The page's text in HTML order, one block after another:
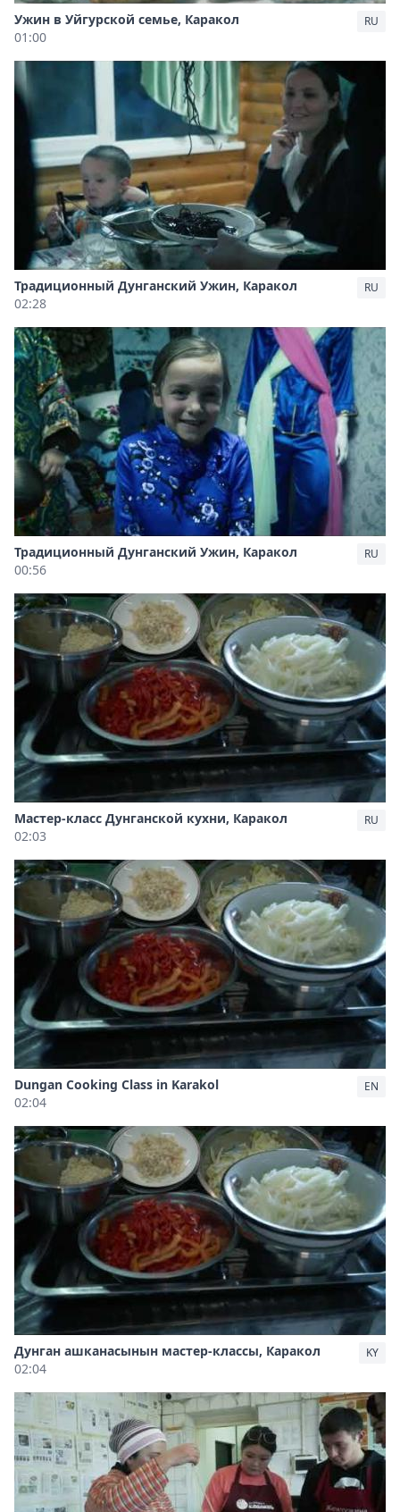
Ужин в Уйгурской семье, Каракол
01:00
RU
Традиционный Дунганский Ужин, Каракол
02:28
RU
Традиционный Дунганский Ужин, Каракол
00:56
RU
Мастер-класс Дунганской кухни, Каракол
02:03
RU
Dungan Cooking Class in Karakol
02:04
EN
Дунган ашканасынын мастер-классы, Каракол
02:04
KY